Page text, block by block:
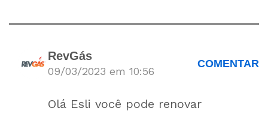
RevGás
09/03/2023 em 10:56
COMENTAR
Olá Esli você pode renovar